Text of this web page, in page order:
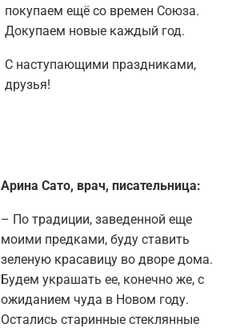
покупаем ещё со времен Союза.
Докупаем новые каждый год.
С наступающими праздниками,
друзья!
Арина Сато, врач, писательница:
– По традиции, заведенной еще
моими предками, буду ставить
зеленую красавицу во дворе дома.
Будем украшать ее, конечно же, с
ожиданием чуда в Новом году.
Остались старинные стеклянные